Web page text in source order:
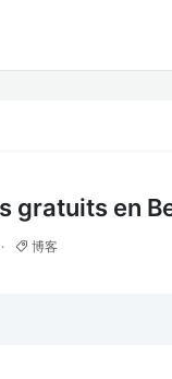
gratuits en
博客